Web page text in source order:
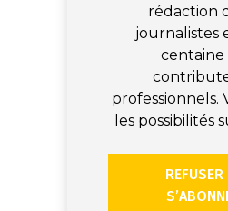
rédaction
journalistes
centaine
professionnels.
les possibilités
REFUSER